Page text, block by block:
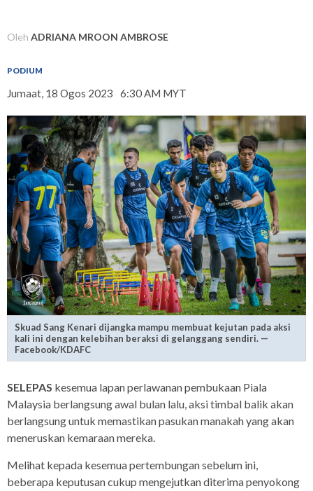
Oleh ADRIANA MROON AMBROSE
PODIUM
Jumaat, 18 Ogos 2023 6:30 AM MYT
Skuad Sang Kenari dijangka mampu membuat kejutan pada aksi
kali ini dengan kelebihan beraksi di gelanggang sendiri. —
Facebook/KDAFC
SELEPAS kesemua lapan perlawanan pembukaan Piala
Malaysia berlangsung awal bulan lalu, aksi timbal balik akan
berlangsung untuk memastikan pasukan manakah yang akan
meneruskan kemaraan mereka.
Melihat kepada kesemua pertembungan sebelum ini,
beberapa keputusan cukup mengejutkan diterima penyokong